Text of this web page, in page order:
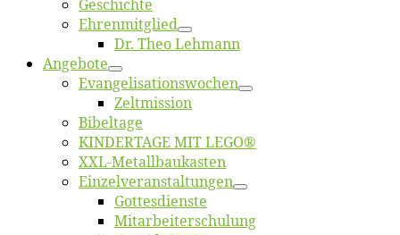
Ge­schich­te
Eh­ren­mit­glied
Dr. Theo Lehmann
An­ge­bo­te
Evangelisa­tions­wo­chen
Zelt­mis­si­on
Bi­bel­ta­ge
KINDERTAGE MIT LEGO®
XXL-Me­­tal­l­­bau­­kas­­ten
Einzelver­an­stal­tungen
Got­tes­diens­te
Mitarbeiter­schulung